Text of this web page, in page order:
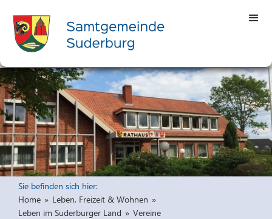
Sie befinden sich hier:
Home » Leben, Freizeit & Wohnen »
Leben im Suderburger Land » Vereine